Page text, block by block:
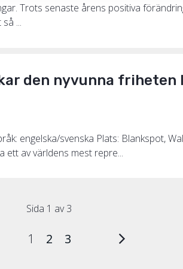
Trots senaste årens positiva
...
den nyvunna
engelska/svenska Plats: Blankspot,
ett av världens mest repre...
Sida 1 av 3
1 2 3